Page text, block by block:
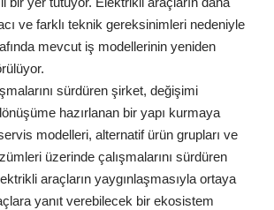
ve farklı teknik gereksinimleri nedeniyle
mevcut iş modellerinin yeniden
sürdüren şirket, değişimi
hazırlanan bir yapı kurmaya
modelleri, alternatif ürün grupları ve
üzerinde çalışmalarını sürdüren
araçların yaygınlaşmasıyla ortaya
yanıt verebilecek bir ekosistem